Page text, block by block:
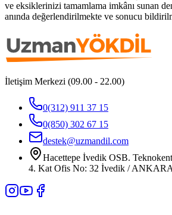
ve eksiklerinizi tamamlama imkânı sunan
anında değerlendirilmekte ve sonucu
İletişim Merkezi (09.00 - 22.00)
0(312) 911 37 15
0(850) 302 67 15
destek@uzmandil.com
Hacettepe İvedik OSB.
4. Kat Ofis No: 32 İvedik / ANKARA